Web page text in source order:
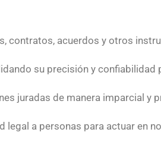
contratos, acuerdos y otros
su precisión y confiabilidad
juradas de manera imparcial y
a personas para actuar en